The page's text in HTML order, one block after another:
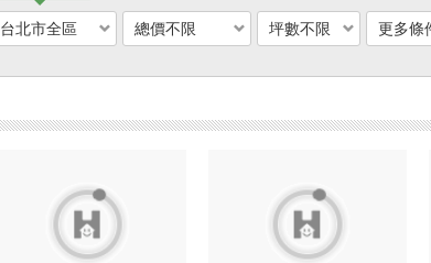
台北市全區 總價不限 坪數不限 更多條